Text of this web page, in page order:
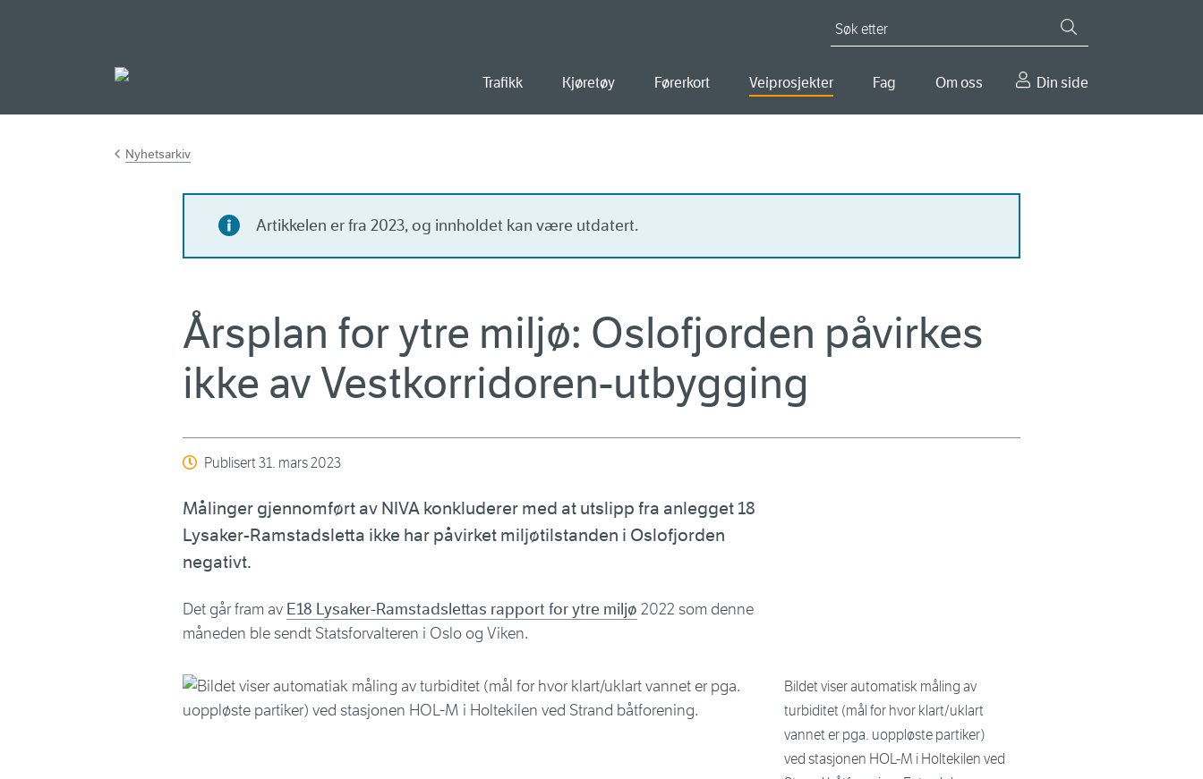
Trafikk Kjøretøy Førerkort Veiprosjekter Fag Om oss Din side
Nyhetsarkiv
Artikkelen er fra 2023, og innholdet kan være utdatert.
Årsplan for ytre miljø: Oslofjorden påvirkes
ikke av Vestkorridoren-utbygging
Publisert31. mars 2023
Målinger gjennomført av NIVA konkluderer med at utslipp fra anlegget 18
Lysaker-Ramstadsletta ikke har påvirket miljøtilstanden i Oslofjorden
negativt.
Det går fram av E18 Lysaker-Ramstadslettas rapport for ytre miljø 2022 som denne
måneden ble sendt Statsforvalteren i Oslo og Viken.
Bildet viser automatisk måling av
turbiditet (mål for hvor klart/uklart
vannet er pga. uoppløste partiker)
ved stasjonen HOL-M i Holtekilen ved